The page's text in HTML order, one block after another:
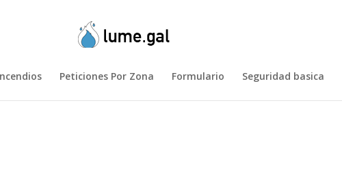
Peticiones Por Zona Formulario Seguridad basica